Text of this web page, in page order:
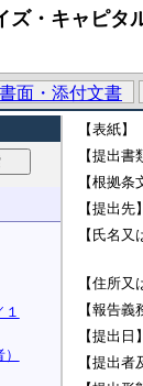
ズ・キャピ
面・添付文書